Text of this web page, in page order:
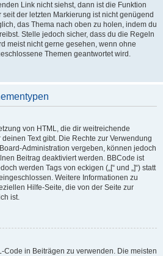
Link nicht siehst, dann ist die Funktion
der letzten Markierung ist nicht genügend
das Thema nach oben zu holen, indem du
Stelle jedoch sicher, dass du die Regeln
meist nicht gerne gesehen, wenn ohne
Themen geantwortet wird.
von HTML, die dir weitreichende
Text gibt. Die Rechte zur Verwendung
Administration vergeben, können jedoch
Beitrag deaktiviert werden. BBCode ist
werden Tags von eckigen („[“ und „]“) statt
Weitere Informationen zu
Hilfe-Seite, die von der Seite zur
ist.
Code in Beiträgen zu verwenden. Die meisten